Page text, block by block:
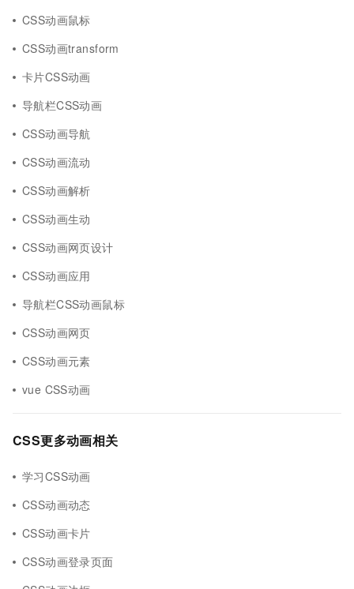
CSS动画鼠标
CSS动画transform
卡片CSS动画
导航栏CSS动画
CSS动画导航
CSS动画流动
CSS动画解析
CSS动画生动
CSS动画网页设计
CSS动画应用
导航栏CSS动画鼠标
CSS动画网页
CSS动画元素
vue CSS动画
CSS更多动画相关
学习CSS动画
CSS动画动态
CSS动画卡片
CSS动画登录页面